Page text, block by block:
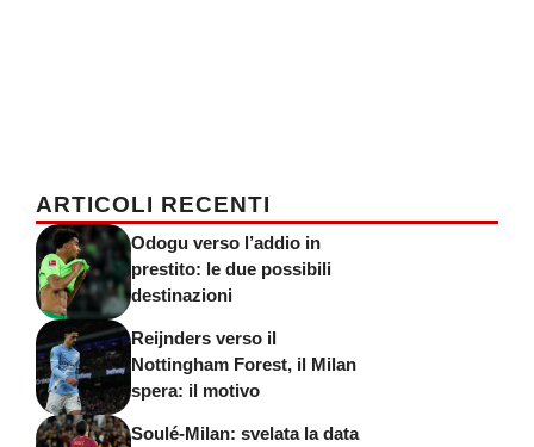
ARTICOLI RECENTI
Odogu verso l’addio in
prestito: le due possibili
destinazioni
Reijnders verso il
Nottingham Forest, il Milan
spera: il motivo
Soulé-Milan: svelata la data